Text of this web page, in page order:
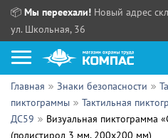
📦 Мы переехали! Новый адрес
ул. Школьная, 36
Как купить?
Прайс-листы
Главная Знаки безопасности
пиктограммы
Тактильная
ДС59
Визуальная пиктограмма
(полистирол 3 мм, 200х200 мм)